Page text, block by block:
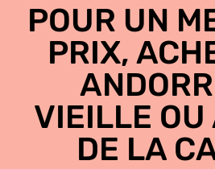
POUR UN
PRIX,
VIEILLE OU
DE LA